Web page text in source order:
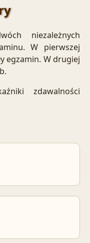
niezależnych
W pierwszej
egzamin. W drugiej
zdawalności